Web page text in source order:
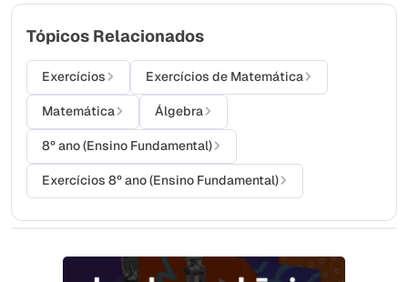
Tópicos Relacionados
Exercícios Exercícios de Matemática
Matemática Álgebra
8º ano (Ensino Fundamental)
Exercícios 8º ano (Ensino Fundamental)